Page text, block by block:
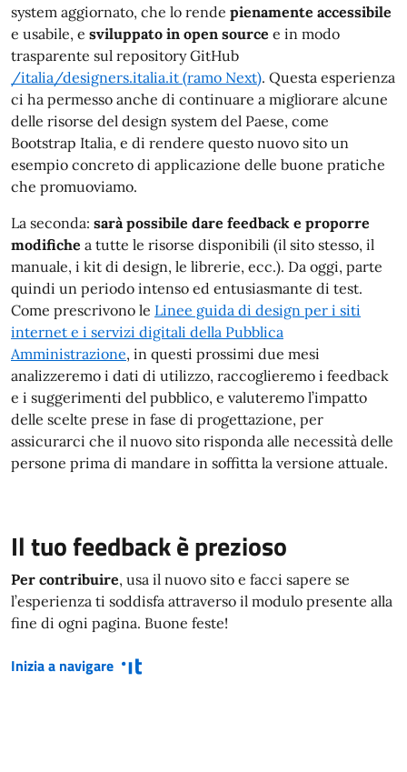
system aggiornato, che lo rende pienamente accessibile
e usabile, e sviluppato in open source e in modo
trasparente sul repository GitHub
/italia/designers.italia.it (ramo Next). Questa esperienza
ci ha permesso anche di continuare a migliorare alcune
delle risorse del design system del Paese, come
Bootstrap Italia, e di rendere questo nuovo sito un
esempio concreto di applicazione delle buone pratiche
che promuoviamo.
La seconda: sarà possibile dare feedback e proporre
modifiche a tutte le risorse disponibili (il sito stesso, il
manuale, i kit di design, le librerie, ecc.). Da oggi, parte
quindi un periodo intenso ed entusiasmante di test.
Come prescrivono le Linee guida di design per i siti
internet e i servizi digitali della Pubblica
Amministrazione, in questi prossimi due mesi
analizzeremo i dati di utilizzo, raccoglieremo i feedback
e i suggerimenti del pubblico, e valuteremo l’impatto
delle scelte prese in fase di progettazione, per
assicurarci che il nuovo sito risponda alle necessità delle
persone prima di mandare in soffitta la versione attuale.
Il tuo feedback è prezioso
Per contribuire, usa il nuovo sito e facci sapere se
l’esperienza ti soddisfa attraverso il modulo presente alla
fine di ogni pagina. Buone feste!
Inizia a navigare
(si apre in una nuova finestra)